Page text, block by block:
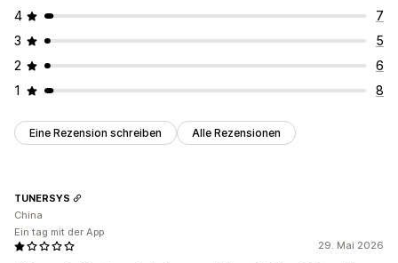
4
7
3
5
2
6
1
8
Eine Rezension schreiben Alle Rezensionen
29. Mai 2026
TUNERSYS
China
Ein tag mit der App